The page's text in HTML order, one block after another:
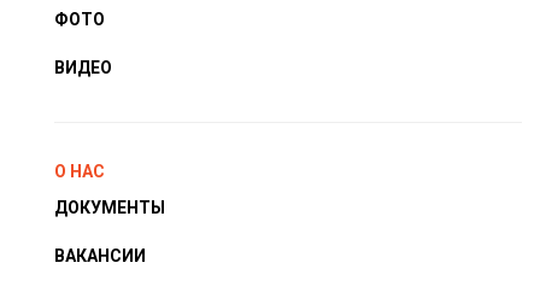
ФОТО
ВИДЕО
О НАС
ДОКУМЕНТЫ
ВАКАНСИИ